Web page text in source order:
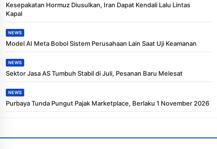
Kesepakatan Hormuz Diusulkan, Iran Dapat Kendali Lalu Lintas
Kapal
NEWS
Model AI Meta Bobol Sistem Perusahaan Lain Saat Uji Keamanan
NEWS
Sektor Jasa AS Tumbuh Stabil di Juli, Pesanan Baru Melesat
NEWS
Purbaya Tunda Pungut Pajak Marketplace, Berlaku 1 November 2026